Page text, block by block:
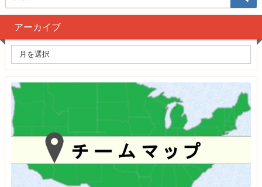
アーカイブ